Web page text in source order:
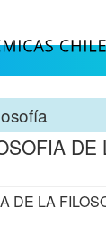
DE
DE LA